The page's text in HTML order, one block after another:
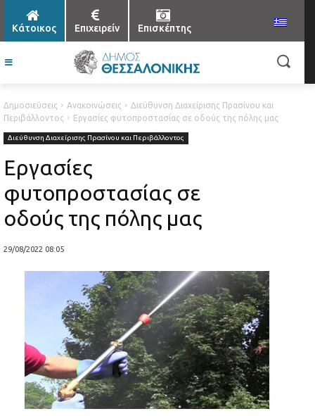
Κάτοικος Επιχειρείν Επισκέπτης
Δημοσιεύσεις Ανακοινώσεις
Διεύθυνση Διαχείρισης Πρασίνου και
Περιβάλλοντος
Εργασίες φυτοπροστασίας σε οδούς της πόλης μας
Διεύθυνση Διαχείρισης Πρασίνου και Περιβάλλοντος
Εργασίες
φυτοπροστασίας σε
οδούς της πόλης μας
29/08/2022 08:05